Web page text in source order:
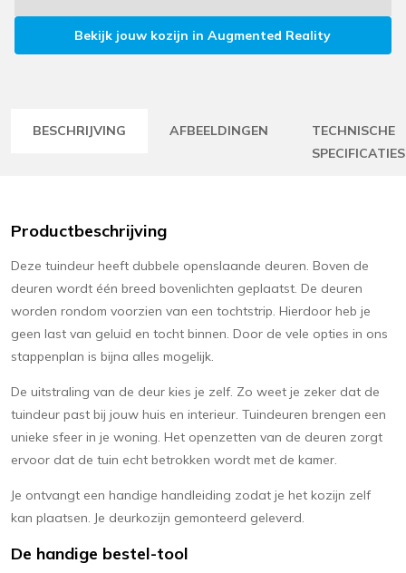
Bekijk jouw kozijn in Augmented Reality
BESCHRIJVING AFBEELDINGEN
TECHNISCHE
SPECIFICATIES
Productbeschrijving
Deze tuindeur heeft dubbele openslaande deuren. Boven de
deuren wordt één breed bovenlichten geplaatst. De deuren
worden rondom voorzien van een tochtstrip. Hierdoor heb je
geen last van geluid en tocht binnen. Door de vele opties in ons
stappenplan is bijna alles mogelijk.
De uitstraling van de deur kies je zelf. Zo weet je zeker dat de
tuindeur past bij jouw huis en interieur. Tuindeuren brengen een
unieke sfeer in je woning. Het openzetten van de deuren zorgt
ervoor dat de tuin echt betrokken wordt met de kamer.
Je ontvangt een handige handleiding zodat je het kozijn zelf
kan plaatsen. Je deurkozijn gemonteerd geleverd.
De handige bestel-tool